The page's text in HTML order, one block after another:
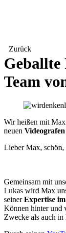
Zurück
Geballte
Team
Wir heißen mit
neuen Videografen
Lieber Max, schön,
Gemeinsam mit
Lukas wird Max
seinerExpertise
Können hinter und
Zwecke als auch